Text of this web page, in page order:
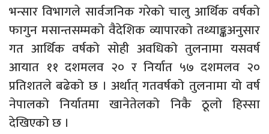
भन्सार विभागले सार्वजनिक गरेको चालु आर्थिक वर्षको
फागुन मसान्तसम्मको वैदेशिक व्यापारको तथ्याङ्कअनुसार
गत आर्थिक वर्षको सोही अवधिको तुलनामा यसवर्ष
आयात ११ दशमलव २० र निर्यात ५७ दशमलव २०
प्रतिशतले बढेको छ । अर्थात् गतवर्षको तुलनामा यो वर्ष
नेपालको निर्यातमा खानेतेलको निकै ठूलो हिस्सा
देखिएको छ ।